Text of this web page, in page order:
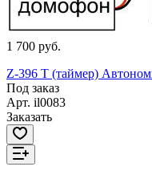
1 700 руб.
Z-396 T (таймер)
Под заказ
Арт. il0083
Заказать